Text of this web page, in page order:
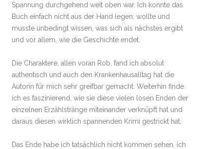
Spannung durchgehend weit oben war. Ich konnte das
Buch einfach nicht aus der Hand legen; wollte und
musste unbedingt wissen, was sich als nächstes ergibt
und vor allem, wie die Geschichte endet.
Die Charaktere, allen voran Rob, fand ich absolut
authentisch und auch den Krankenhausalltag hat die
Autorin für mich sehr greifbar gemacht. Weiterhin finde
ich es faszinierend, wie sie diese vielen losen Enden der
einzelnen Erzählstränge miteinander verknüpft hat und
daraus diesen wirklich spannenden Krimi gestrickt hat.
Das Ende habe ich tatsächlich nicht kommen sehen, ich